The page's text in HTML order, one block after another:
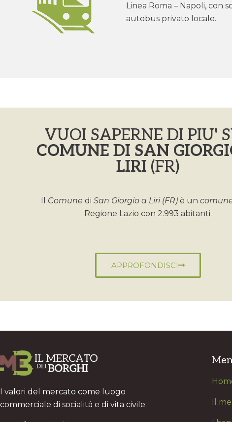
Linea Roma – Napoli, con
autobus privato locale.
VUOI SAPERNE DI PIU'
COMUNE DI SAN
LIRI (FR)
Il Comune di San Giorgio a Liri (FR)è un
Regione Lazio con 2.993 abitanti.
APPROFONDISCI
I valori del mercato come luogo
commerciale di socialità e di vita civile.
H
Il